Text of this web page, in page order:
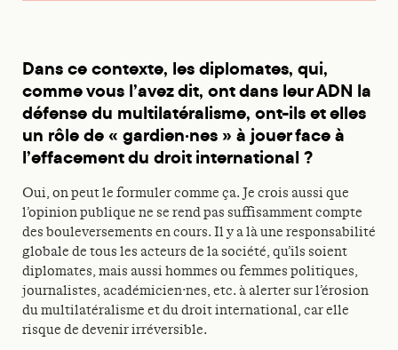
Dans ce contexte, les diplomates, qui,
comme vous l’avez dit, ont dans leur ADN la
défense du multilatéralisme, ont-ils et elles
un rôle de « gardien·nes » à jouer face à
l’effacement du droit international ?
Oui, on peut le formuler comme ça. Je crois aussi que
l’opinion publique ne se rend pas suffisamment compte
des bouleversements en cours. Il y a là une responsabilité
globale de tous les acteurs de la société, qu’ils soient
diplomates, mais aussi hommes ou femmes politiques,
journalistes, académicien·nes, etc. à alerter sur l’érosion
du multilatéralisme et du droit international, car elle
risque de devenir irréversible.